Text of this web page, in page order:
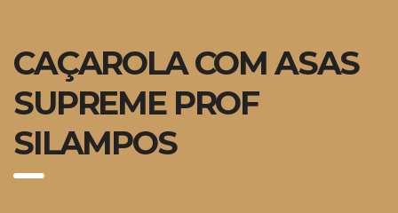
CAÇAROLA COM ASAS
SUPREME PROF
SILAMPOS